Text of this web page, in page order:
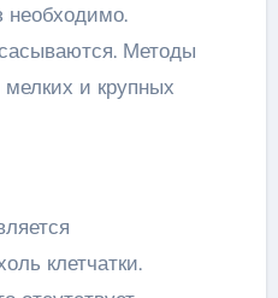
необходимо.
Методы
и крупных
клетчатки.